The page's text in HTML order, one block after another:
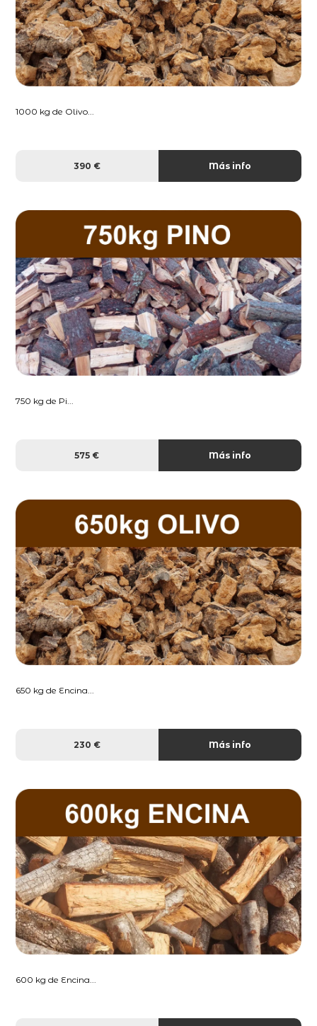
1000 kg de Olivo...
390 € Más info
750 kg de Pi...
575 € Más info
650 kg de Encina...
230 € Más info
600 kg de Encina...